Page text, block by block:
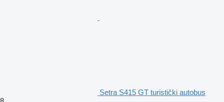
Setra S415 GT turistički autobus